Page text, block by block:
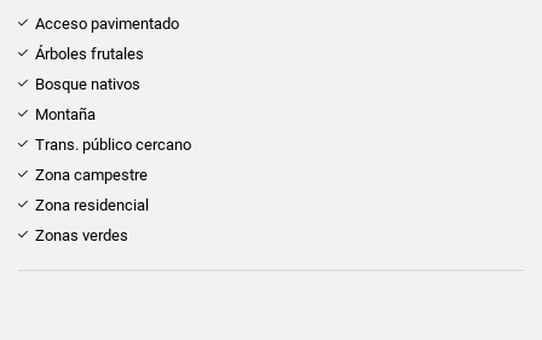
Acceso pavimentado
Árboles frutales
Bosque nativos
Montaña
Trans. público cercano
Zona campestre
Zona residencial
Zonas verdes